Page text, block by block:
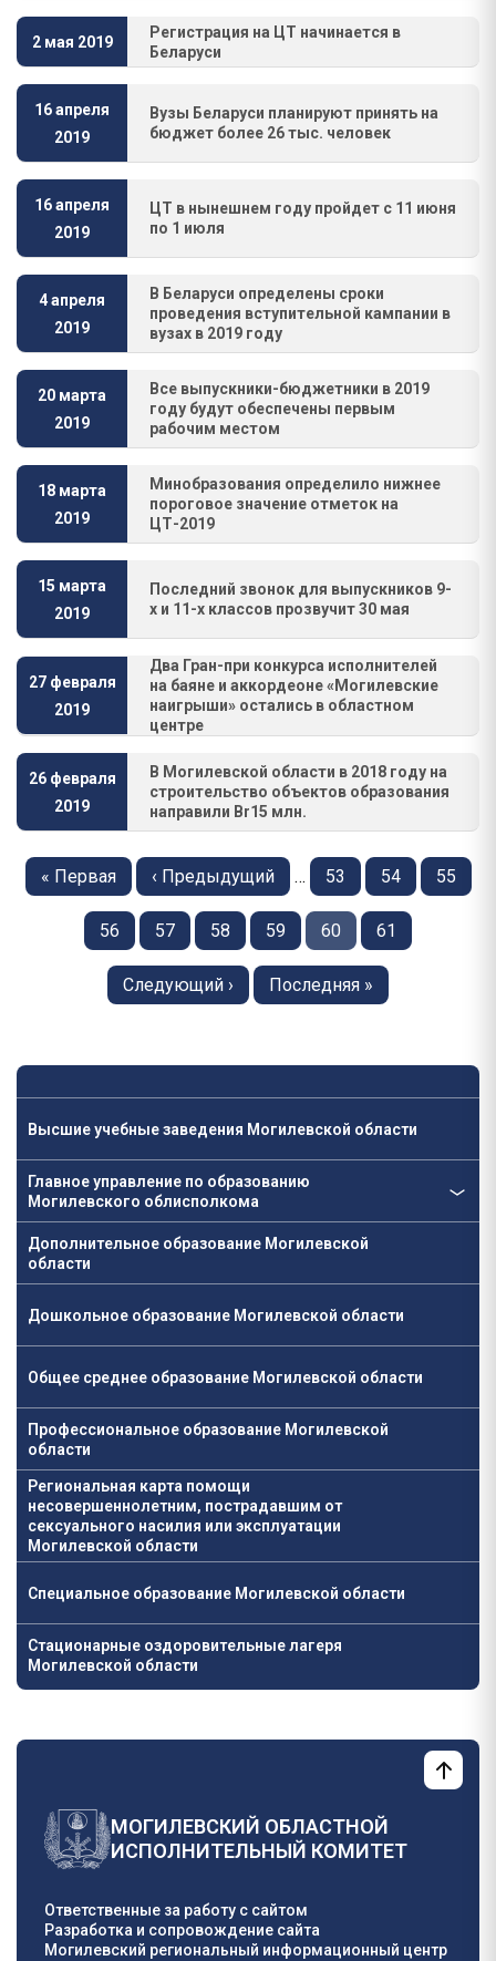
Высшие учебные заведения Могилевской области
Главное управление по образованию
Могилевского облисполкома
Дополнительное образование Могилевской
области
Дошкольное образование Могилевской области
Общее среднее образование Могилевской области
Профессиональное образование Могилевской
области
Региональная карта помощи
несовершеннолетним, пострадавшим от
сексуального насилия или эксплуатации
Могилевской области
Специальное образование Могилевской области
Стационарные оздоровительные лагеря
Могилевской области
2 мая 2019
Регистрация на ЦТ начинается в
Беларуси
16 апреля
2019
Вузы Беларуси планируют принять на
бюджет более 26 тыс. человек
16 апреля
2019
ЦТ в нынешнем году пройдет с 11 июня
по 1 июля
4 апреля
2019
В Беларуси определены сроки
проведения вступительной кампании в
вузах в 2019 году
20 марта
2019
Все выпускники-бюджетники в 2019
году будут обеспечены первым
рабочим местом
18 марта
2019
Минобразования определило нижнее
пороговое значение отметок на
ЦТ-2019
15 марта
2019
Последний звонок для выпускников 9-
х и 11-х классов прозвучит 30 мая
27 февраля
2019
Два Гран-при конкурса исполнителей
на баяне и аккордеоне «Могилевские
наигрыши» остались в областном
центре
26 февраля
2019
В Могилевской области в 2018 году на
строительство объектов образования
направили Br15 млн.
страниц
Первая
« Первая
Предыдущая
‹ Предыдущий … Страница
53 Страница
54 55
Страница
56 Страница
57 Страница
58 Страница
59 Страница
60 Страница
61
Следующая
Следующий ›
Последняя
Последняя »
МОГИЛЕВСКИЙ ОБЛАСТНОЙ
ИСПОЛНИТЕЛЬНЫЙ КОМИТЕТ
Ответственные за работу с сайтом
Разработка и сопровождение сайта
Могилевский региональный информационный центр